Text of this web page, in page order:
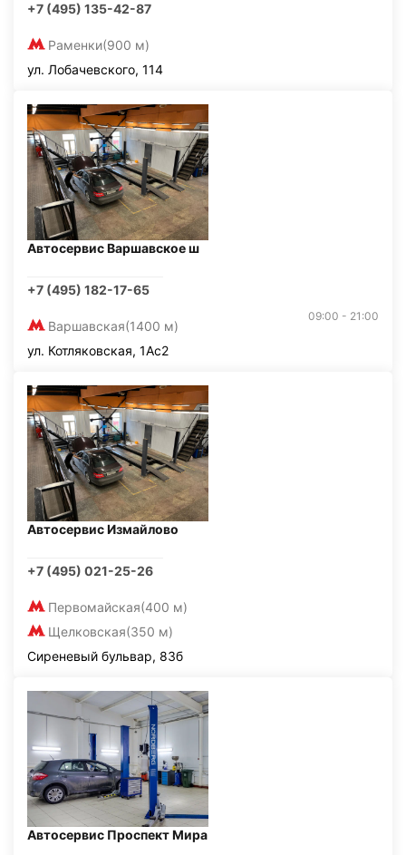
+7 (495) 135-42-87
Раменки(900 м)
ул. Лобачевского, 114
Автосервис Варшавское ш
+7 (495) 182-17-65
Варшавская(1400 м)
09:00 - 21:00
ул. Котляковская, 1Ас2
Автосервис Измайлово
+7 (495) 021-25-26
Первомайская(400 м)
Щелковская(350 м)
Сиреневый бульвар, 83б
Автосервис Проспект Мира